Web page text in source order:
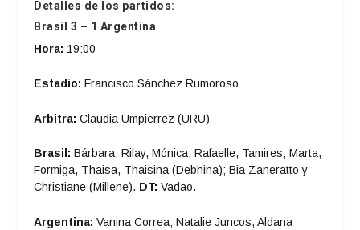
Detalles de los partidos:
Brasil 3 – 1 Argentina
Hora: 19:00
Estadio:Francisco Sánchez Rumoroso
Arbitra:Claudia Umpierrez (URU)
Brasil: Bárbara; Rilay, Mónica, Rafaelle, Tamires; Marta,
Formiga, Thaisa, Thaisina (Debhina); Bia Zaneratto y
Christiane (Millene). DT: Vadao.
Argentina:Vanina Correa; Natalie Juncos, Aldana